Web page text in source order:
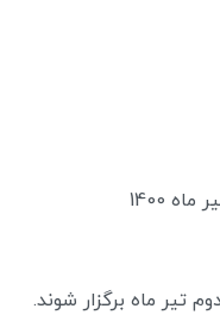
تیر ماه برگزار شوند.